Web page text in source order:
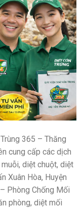
365 – Thăng
cung cấp các dịch
diệt chuột, diệt
Xuân Hòa, Huyện
Phòng Chống Mối
phòng, diệt mối